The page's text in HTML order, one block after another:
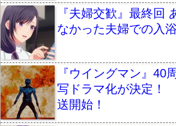
『夫婦交歓』最終回
なかった夫婦での入浴
『ウイングマン』40
写ドラマ化が決定！
送開始！